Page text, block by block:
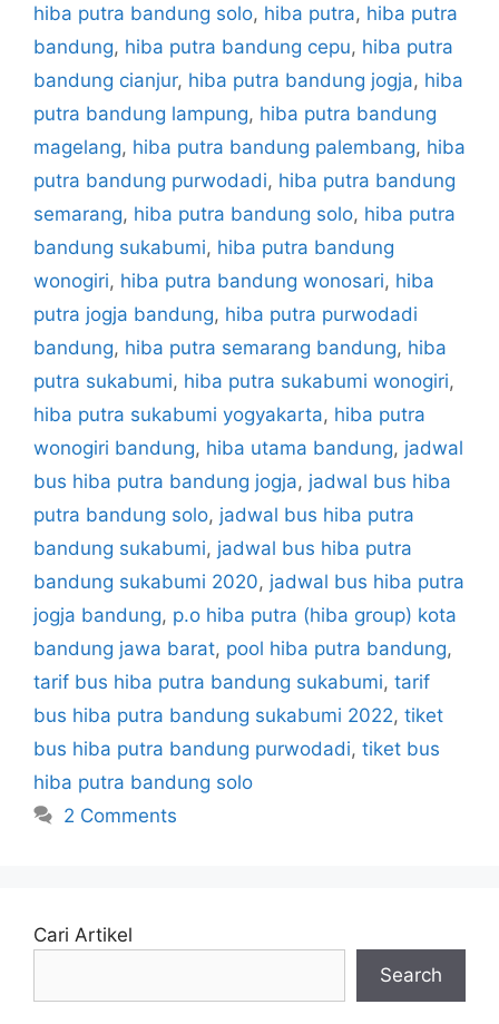
hiba putra bandung solo, hiba putra, hiba putra
bandung, hiba putra bandung cepu, hiba putra
bandung cianjur, hiba putra bandung jogja, hiba
putra bandung lampung, hiba putra bandung
magelang, hiba putra bandung palembang, hiba
putra bandung purwodadi, hiba putra bandung
semarang, hiba putra bandung solo, hiba putra
bandung sukabumi, hiba putra bandung
wonogiri, hiba putra bandung wonosari, hiba
putra jogja bandung, hiba putra purwodadi
bandung, hiba putra semarang bandung, hiba
putra sukabumi, hiba putra sukabumi wonogiri,
hiba putra sukabumi yogyakarta, hiba putra
wonogiri bandung, hiba utama bandung, jadwal
bus hiba putra bandung jogja, jadwal bus hiba
putra bandung solo, jadwal bus hiba putra
bandung sukabumi, jadwal bus hiba putra
bandung sukabumi 2020, jadwal bus hiba putra
jogja bandung, p.o hiba putra (hiba group) kota
bandung jawa barat, pool hiba putra bandung,
tarif bus hiba putra bandung sukabumi, tarif
bus hiba putra bandung sukabumi 2022, tiket
bus hiba putra bandung purwodadi, tiket bus
hiba putra bandung solo
2 Comments
Cari Artikel
Search